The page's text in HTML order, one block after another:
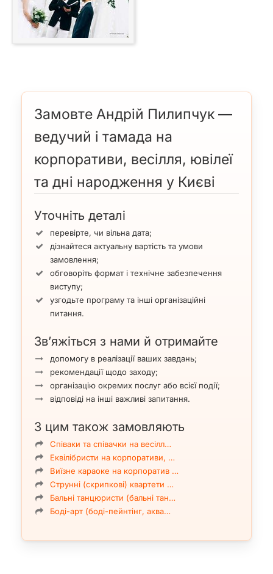
Замовте Андрій Пилипчук —
ведучий і тамада на
корпоративи, весілля, ювілеї
та дні народження у Києві
Уточніть деталі
перевірте, чи вільна дата;
дізнайтеся актуальну вартість та умови
замовлення;
обговоріть формат і технічне забезпечення
виступу;
узгодьте програму та інші організаційні
питання.
Зв’яжіться з нами й отримайте
допомогу в реалізації ваших завдань;
рекомендації щодо заходу;
організацію окремих послуг або всієї події;
відповіді на інші важливі запитання.
З цим також замовляють
Співаки та співачки на весілл…
Еквілібристи на корпоративи, …
Виїзне караоке на корпоратив …
Струнні (скрипкові) квартети …
Бальні танцюристи (бальні тан…
Боді-арт (боді-пейнтінг, аква…